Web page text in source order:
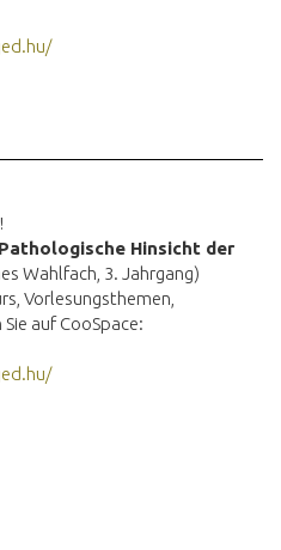
Hinsicht der
Wahlfach, 3. Jahrgang)
Vorlesungsthemen,
auf CooSpace: